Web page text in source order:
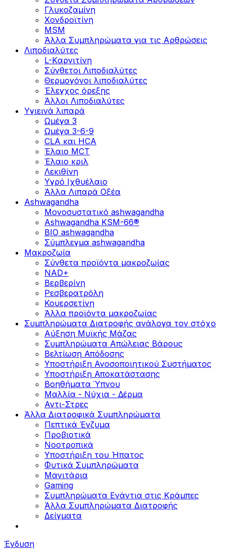
Γλυκοζαμίνη
Χονδροϊτίνη
MSM
Άλλα Συμπληρώματα για τις Αρθρώσεις
Λιποδιαλύτες
L-Kαρνιτίνη
Σύνθετοι Λιποδιαλύτες
Θερμογόνοι λιποδιαλύτες
Έλεγχος όρεξης
Άλλοι Λιποδιαλύτες
Υγιεινά λιπαρά
Ωμέγα 3
Ωμέγα 3-6-9
CLA και HCA
Έλαιο MCT
Έλαιο κριλ
Λεκιθίνη
Υγρό Ιχθυέλαιο
Άλλα Λιπαρά Οξέα
Ashwagandha
Μονοσυστατικό ashwagandha
Ashwagandha KSM-66®
BIO ashwagandha
Σύμπλεγμα ashwagandha
Μακροζωία
Σύνθετα προϊόντα μακροζωίας
NAD+
Βερβερίνη
Ρεσβερατρόλη
Κουερσετίνη
Άλλα προϊόντα μακροζωίας
Συμπληρώματα Διατροφής ανάλογα τον στόχο
Αύξηση Μυϊκής Μάζας
Συμπληρώματα Aπώλειας Βάρους
Βελτίωση Απόδοσης
Υποστήριξη Ανοσοποιητικού Συστήματος
Yποστήριξη Αποκατάστασης
Βοηθήματα Ύπνου
Μαλλία - Νύχια - Δέρμα
Αντι-Στρες
Άλλα Διατροφικά Συμπληρώματα
Πεπτικά Ένζυμα
Προβιοτικά
Νοοτροπικά
Υποστήριξη του Ήπατος
Φυτικά Συμπληρώματα
Μανιτάρια
Gaming
Συμπληρώματα Ενάντια στις Κράμπες
Άλλα Συμπληρώματα Διατροφής
Δείγματα
Ένδυση